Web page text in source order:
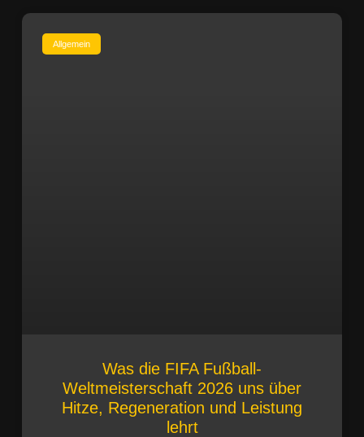
Allgemein
Was die FIFA Fußball-
Weltmeisterschaft 2026 uns über
Hitze, Regeneration und Leistung
lehrt